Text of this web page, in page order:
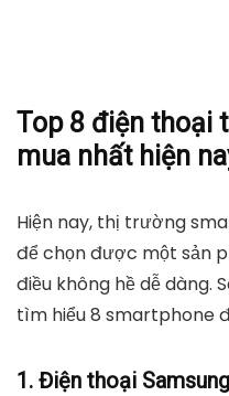
Top 8 điện thoại
mua nhất hiện
Hiện nay, thị trường
để chọn được một sản
điều không hề dễ dàng.
tìm hiểu 8 smartphone
1. Điện thoại